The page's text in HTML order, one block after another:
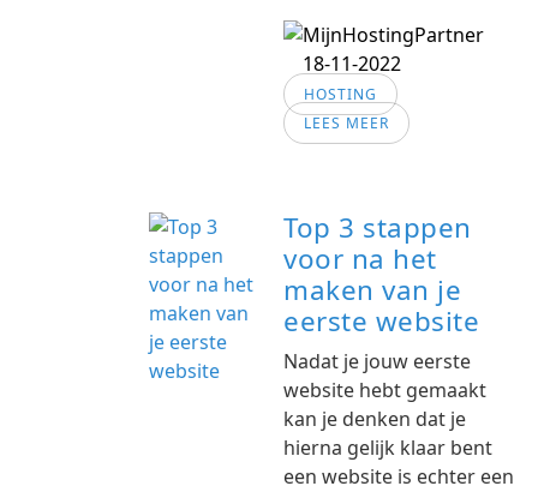
18-11-2022
HOSTING
LEES MEER
Top 3 stappen
voor na het
maken van je
eerste website
Nadat je jouw eerste
website hebt gemaakt
kan je denken dat je
hierna gelijk klaar bent
een website is echter een